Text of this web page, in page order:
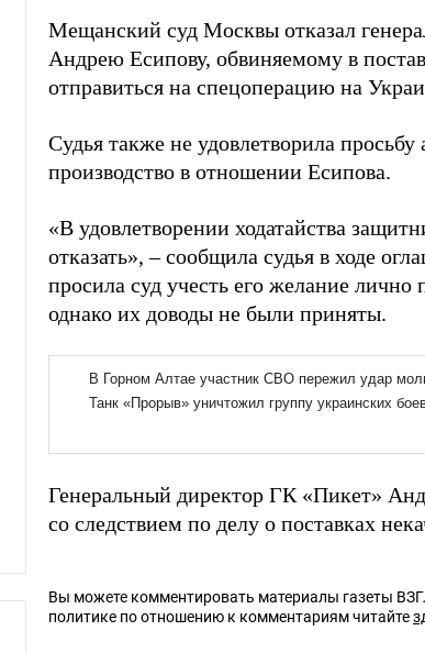
Мещанский суд Москвы отказал
Андрею Есипову, обвиняемому в
отправиться на спецоперацию на
Судья также не удовлетворила
производство в отношении Есипова.
«В удовлетворении ходатайства
отказать», – сообщила судья в ходе
просила суд учесть его желание
однако их доводы не были приняты.
Генеральный директор ГК «Пикет»
со следствием по делу о поставках
Вы можете комментировать материалы газеты
политике по отношению к комментариям читайте